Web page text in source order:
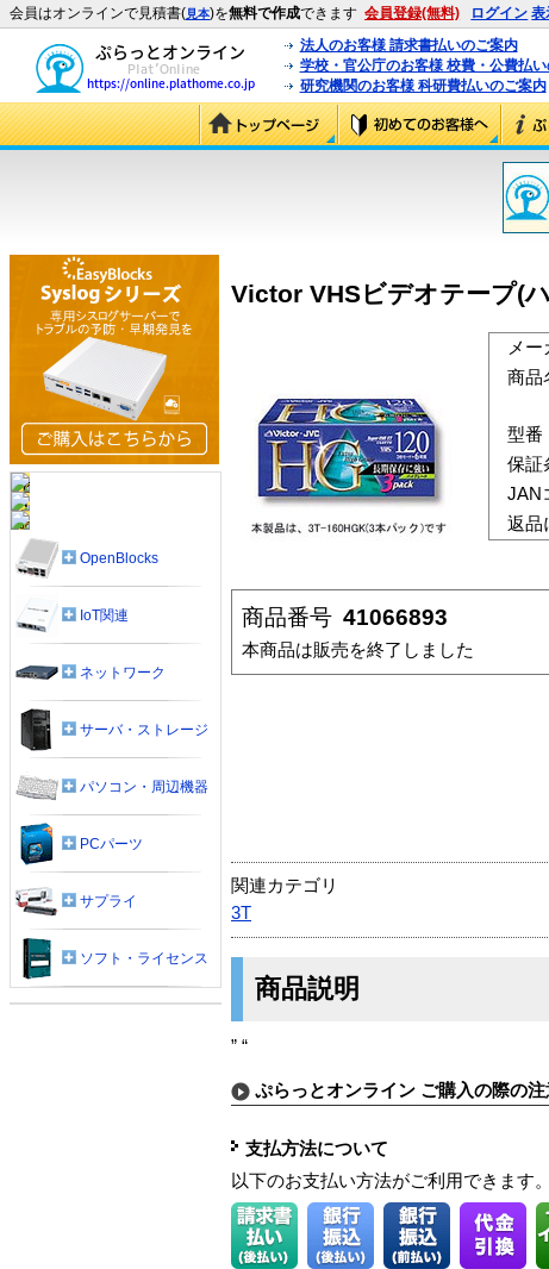
会員はオンラインで見積書(見本)を無料で作成できます 会員登録(無料) ログイン 表
法人のお客様 請求書払いのご案内
学校・官公庁のお客様 校費・公費払
研究機関のお客様 科研費払いのご案内
Victor VHSビデオテープ(
メー
商品
型番
保証
JAN
返品
商品番号 41066893
本商品は販売を終了しました
関連カテゴリ
3T
商品説明
” “
ぷらっとオンライン ご購入の際の注
支払方法について
以下のお支払い方法がご利用できます。
OpenBlocks
IoT関連
ネットワーク
サーバ・ストレージ
パソコン・周辺機器
PCパーツ
サプライ
ソフト・ライセンス